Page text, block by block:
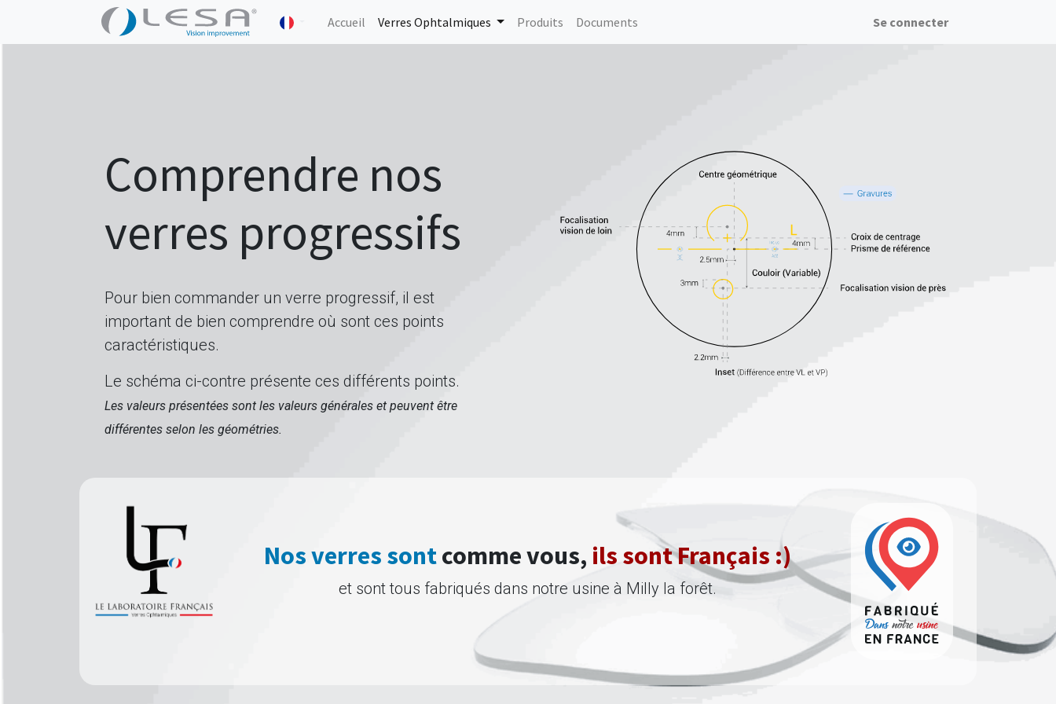
Accueil Verres Ophtalmiques Produits Documents Se connecter
Comprendre nos
verres progressifs
Pour bien commander un verre progressif, il est
important de bien comprendre où sont ces points
caractéristiques.
Le schéma ci-contre présente ces différents points.
Les valeurs présentées sont les valeurs générales et peuvent être
différentes selon les géométries.
Nos verres sontcomme vous, ils sont Français :)
et sont tous fabriqués dans notre usine à Milly la forêt.